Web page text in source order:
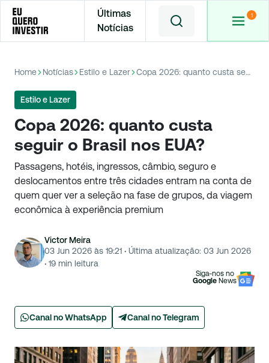
Últimas
Notícias
Home Notícias Estilo e Lazer Copa 2026: quanto custa seguir o Brasil nos EUA?
Estilo e Lazer
Copa 2026: quanto custa
seguir o Brasil nos EUA?
Passagens, hotéis, ingressos, câmbio, seguro e
deslocamentos entre três cidades entram na conta de
quem quer ver a seleção na fase de grupos, da viagem
econômica à experiência premium
Victor Meira
03 Jun 2026 às 19:21 · Última atualização: 03 Jun 2026
· 19 min leitura
Siga-nos no
Google News
Canal no WhatsApp Canal no Telegram